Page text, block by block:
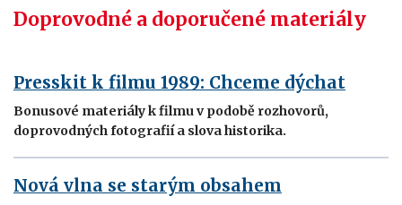
Doprovodné a doporučené materiály
Presskit k filmu 1989: Chceme dýchat
Bonusové materiály k filmu v podobě rozhovorů,
doprovodných fotografií a slova historika.
Nová vlna se starým obsahem